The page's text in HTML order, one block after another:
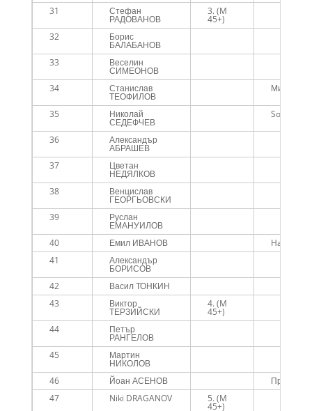
31
Стефан
РАДОВАНОВ
3. (M
45+)
32
Борис
БАЛАБАНОВ
33
Веселин
СИМЕОНОВ
34
Станислав
ТЕОФИЛОВ
Миньор
35 Николай
СЕДЕФЧЕВ
Soldierfit
36 Александър
АБРАШЕВ
37
Цветан
НЕДЯЛКОВ
38
Венцислав
ГЕОРГЬОВСКИ
39
Руслан
ЕМАНУИЛОВ
40
Емил ИВАНОВ
Happy Run
41
Александър
БОРИСОВ
42
Васил ТОНКИН
43
Виктор
ТЕРЗИЙСКИ
4. (M
45+)
44
Петър
РАНГЕЛОВ
45
Мартин
НИКОЛОВ
46
Йоан АСЕНОВ
Прайд
47
Niki DRAGANOV 5. (M
45+)